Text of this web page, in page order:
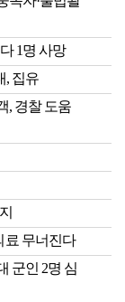
1명 사망
, 집유
, 경찰 도움
료 무너진다
군인 2명 심